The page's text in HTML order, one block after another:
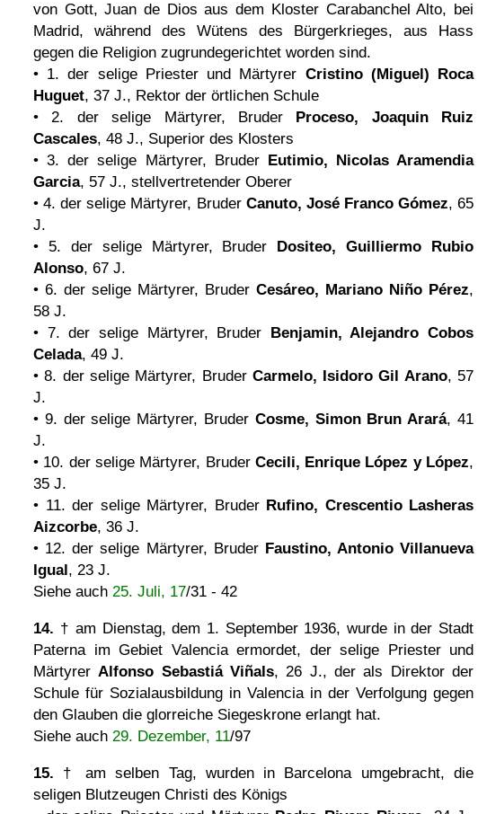
von Gott, Juan de Dios aus dem Kloster Carabanchel Alto, bei
Madrid, während des Wütens des Bürgerkrieges, aus Hass
gegen die Religion zugrundegerichtet worden sind.
• 1. der selige Priester und Märtyrer Cristino (Miguel) Roca
Huguet, 37 J., Rektor der örtlichen Schule
• 2. der selige Märtyrer, Bruder Proceso, Joaquin Ruiz
Cascales, 48 J., Superior des Klosters
• 3. der selige Märtyrer, Bruder Eutimio, Nicolas Aramendia
Garcia, 57 J., stellvertretender Oberer
• 4. der selige Märtyrer, Bruder Canuto, José Franco Gómez, 65
J.
• 5. der selige Märtyrer, Bruder Dositeo, Guilliermo Rubio
Alonso, 67 J.
• 6. der selige Märtyrer, Bruder Cesáreo, Mariano Niño Pérez,
58 J.
• 7. der selige Märtyrer, Bruder Benjamin, Alejandro Cobos
Celada, 49 J.
• 8. der selige Märtyrer, Bruder Carmelo, Isidoro Gil Arano, 57
J.
• 9. der selige Märtyrer, Bruder Cosme, Simon Brun Arará, 41
J.
• 10. der selige Märtyrer, Bruder Cecili, Enrique López y López,
35 J.
• 11. der selige Märtyrer, Bruder Rufino, Crescentio Lasheras
Aizcorbe, 36 J.
• 12. der selige Märtyrer, Bruder Faustino, Antonio Villanueva
Igual, 23 J.
Siehe auch 25. Juli, 17/31 - 42
14. † am Dienstag, dem 1. September 1936, wurde in der Stadt
Paterna im Gebiet Valencia ermordet, der selige Priester und
MärtyrerAlfonso Sebastiá Viñals, 26 J., der als Direktor der
Schule für Sozialausbildung in Valencia in der Verfolgung gegen
den Glauben die glorreiche Siegeskrone erlangt hat.
Siehe auch 29. Dezember, 11/97
15. † am selben Tag, wurden in Barcelona umgebracht, die
seligen Blutzeugen Christi des Königs